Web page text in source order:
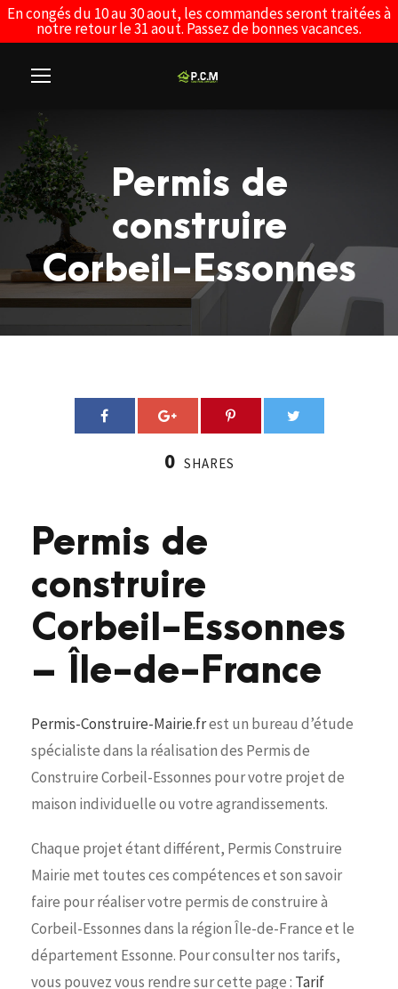
En congés du 10 au 30 aout, les commandes seront traitées à
notre retour le 31 aout. Passez de bonnes vacances.
Permis de
construire
Corbeil-Essonnes
0 SHARES
Permis de
construire
Corbeil-Essonnes
– Île-de-France
Permis-Construire-Mairie.frest un bureau d’étude
spécialiste dans la réalisation des Permis de
Construire Corbeil-Essonnes pour votre projet de
maison individuelle ou votre agrandissements.
Chaque projet étant différent, Permis Construire
Mairie met toutes ces compétences et son savoir
faire pour réaliser votre permis de construire à
Corbeil-Essonnes dans la région Île-de-France et le
département Essonne. Pour consulter nos tarifs,
vous pouvez vous rendre sur cette page : Tarif